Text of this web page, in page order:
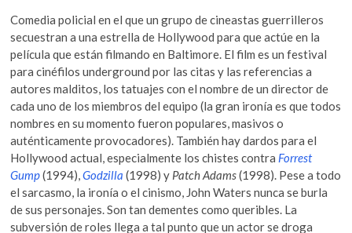
Comedia policial en el que un grupo de cineastas guerrilleros
secuestran a una estrella de Hollywood para que actúe en la
película que están filmando en Baltimore. El film es un festival
para cinéfilos underground por las citas y las referencias a
autores malditos, los tatuajes con el nombre de un director de
cada uno de los miembros del equipo (la gran ironía es que todos
nombres en su momento fueron populares, masivos o
auténticamente provocadores). También hay dardos para el
Hollywood actual, especialmente los chistes contra Forrest
Gump(1994),Godzilla (1998) y Patch Adams(1998). Pese a todo
el sarcasmo, la ironía o el cinismo, John Waters nunca se burla
de sus personajes. Son tan dementes como queribles. La
subversión de roles llega a tal punto que un actor se droga